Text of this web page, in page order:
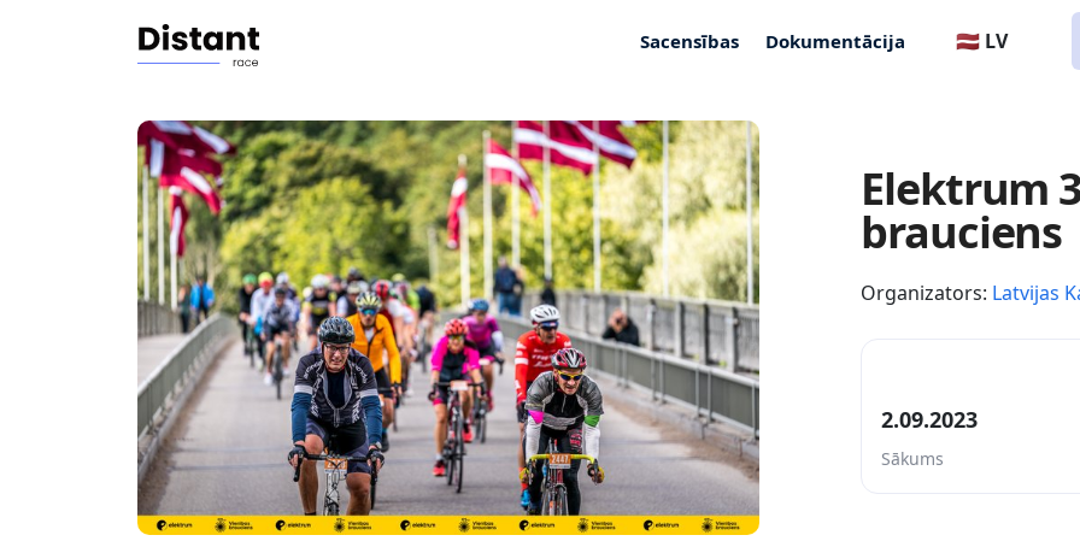
Sacensības Dokumentācija 🇱🇻 LV
Elektrum
brauciens
Organizators: Latvijas
2.09.2023
Sākums